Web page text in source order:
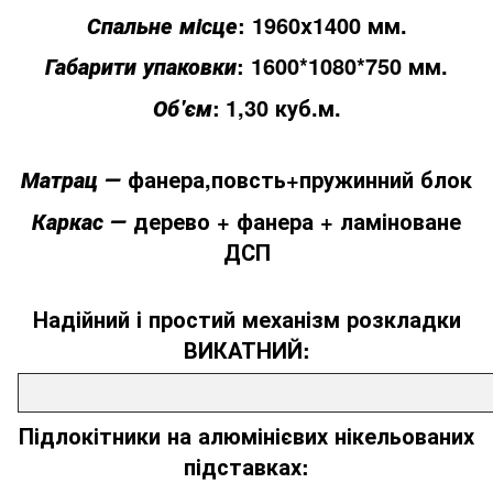
Спальне місце: 1960x1400 мм.
Габарити упаковки: 1600*1080*750 мм.
Об'єм: 1,30 куб.м.
Матрац ― фанера,повсть+пружинний блок
Каркас ― дерево + фанера + ламіноване
ДСП
Надійний і простий механізм розкладки
ВИКАТНИЙ:
Підлокітники на алюмінієвих нікельованих
підставках: